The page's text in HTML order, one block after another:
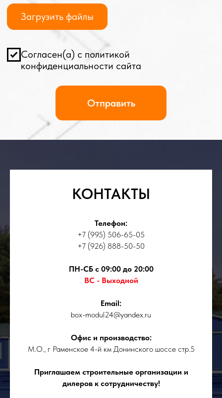
КОНТАКТЫ
Телефон:
+7 (995) 506-65-05
+7 (926) 888-50-50
ПН-СБ с 09:00 до 20:00
ВС - Выходной
Email:
box-modul24@yandex.ru
Офис и производство:
М.О., г Раменское 4-й км Донинского шоссе стр.5
Приглашаем строительные организации и
дилеров к сотрудничеству!